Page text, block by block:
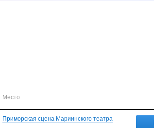
Место
Приморская сцена Мариинского театра